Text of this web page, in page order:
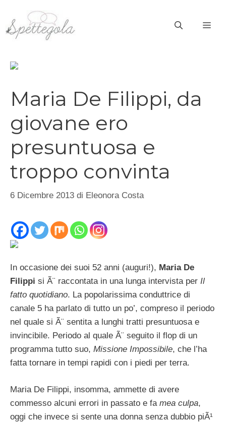
contenuto
Maria De Filippi, da
giovane ero
presuntuosa e
troppo convinta
6 Dicembre 2013 di Eleonora Costa
In occasione dei suoi 52 anni (auguri!), Maria De
Filippi si Ã¨ raccontata in una lunga intervista per Il
fatto quotidiano. La popolarissima conduttrice di
canale 5 ha parlato di tutto un po’, compreso il periodo
nel quale si Ã¨ sentita a lunghi tratti presuntuosa e
invincibile. Periodo al quale Ã¨ seguito il flop di un
programma tutto suo, Missione Impossibile, che l’ha
fatta tornare in tempi rapidi con i piedi per terra.
Maria De Filippi, insomma, ammette di avere
commesso alcuni errori in passato e fa mea culpa,
oggi che invece si sente una donna senza dubbio piÃ¹